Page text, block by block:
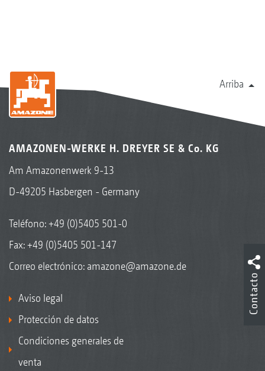
Arriba
AMAZONEN-WERKE H. DREYER SE & Co. KG
Am Amazonenwerk 9-13
D-49205 Hasbergen - Germany
Teléfono:+49 (0)5405 501-0
Fax: +49 (0)5405 501-147
Correo electrónico: amazone@amazone.de
Aviso legal
Protección de datos
Condiciones generales de
venta
Contacto